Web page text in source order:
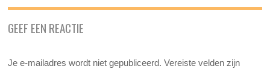
GEEF EEN REACTIE
Je e-mailadres wordt niet gepubliceerd. Vereiste velden zijn